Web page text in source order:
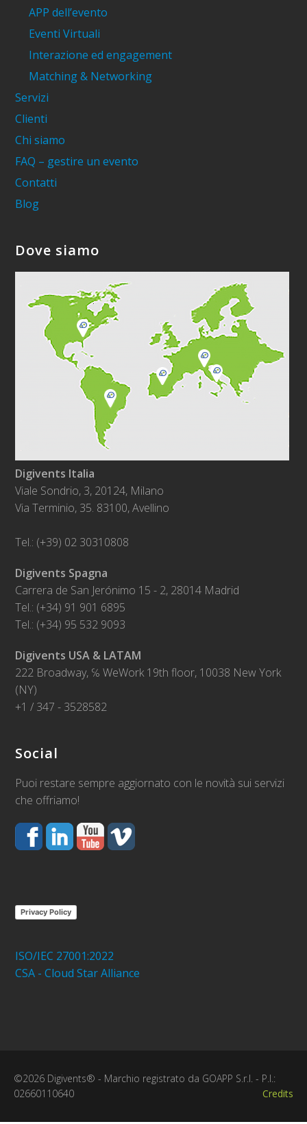
APP dell’evento
Eventi Virtuali
Interazione ed engagement
Matching & Networking
Servizi
Clienti
Chi siamo
FAQ – gestire un evento
Contatti
Blog
Dove siamo
Digivents Italia
Viale Sondrio, 3, 20124, Milano
Via Terminio, 35. 83100, Avellino
Tel.: (+39) 02 30310808
Digivents Spagna
Carrera de San Jerónimo 15 - 2, 28014 Madrid
Tel.: (+34) 91 901 6895
Tel.: (+34) 95 532 9093
Digivents USA & LATAM
222 Broadway, ℅ WeWork 19th floor, 10038 New York
(NY)
+1 / 347 - 3528582
Social
Puoi restare sempre aggiornato con le novità sui servizi
che offriamo!
Privacy Policy
ISO/IEC 27001:2022
CSA - Cloud Star Alliance
©2026 Digivents® - Marchio registrato da GOAPP S.r.l. - P.I.:
02660110640
Credits